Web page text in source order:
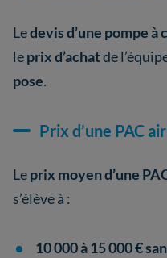
Ledevis d’une pompe à
leprix d’achatde
pose.
Prix d’une PAC
Leprix moyen d’une
s’élève à :
10 000 à 15 000 €